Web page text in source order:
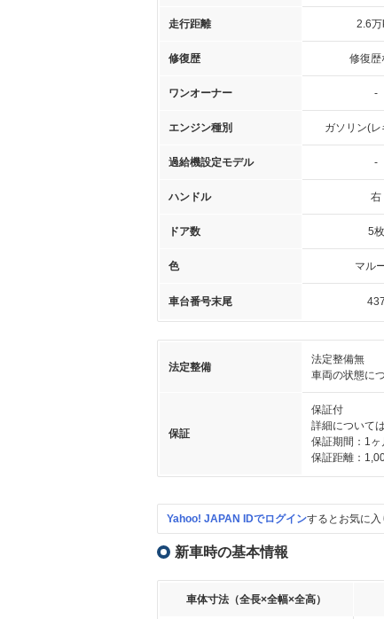
走行距離 2.6万
修復歴 修復歴
ワンオーナー -
エンジン種別 ガソリン(
過給機設定モデル -
ハンドル 右
ドア数 5枚
色 マル
車台番号末尾 437
法定整備
法定整備無
車両の状態に
保証
保証付
詳細について
保証期間：1ヶ
保証距離：
Yahoo! JAPAN IDでログインするとお気に入
新車時の基本情報
車体寸法（全長×全幅×全高）